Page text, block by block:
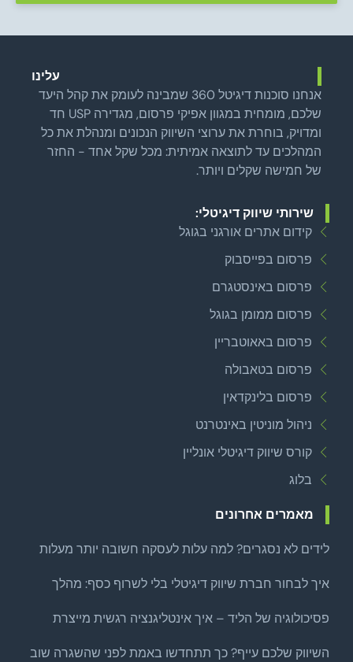
עלינו
אנחנו סוכנות דיגיטל 360 שמבינה לעומק את קהל היעד
שלכם, מומחית במגוון אפיקי פרסום, מגדירה USP חד
ומדויק, בוחרת את ערוצי השיווק הנכונים ומנהלת את כל
המהלכים עד לתוצאה אמיתית: מכל שקל אחד - החזר
של חמישה שקלים ויותר.
שירותי שיווק דיגיטלי:
קידום אתרים אורגני בגוגל
פרסום בפייסבוק
פרסום באינסטגרם
פרסום ממומן בגוגל
פרסום באאוטבריין
פרסום בטאבולה
פרסום בלינקדאין
ניהול מוניטין באינטרנט
קורס שיווק דיגיטלי אונליין
בלוג
מאמרים אחרונים
לידים לא נסגרים? למה עלות לעסקה חשובה יותר מעלות
איך לבחור חברת שיווק דיגיטלי בלי לשרוף כסף: מהלך
פסיכולוגיה של הליד – איך אינטליגנציה רגשית מייצרת
השיווק שלכם עייף? כך תתחדשו באמת לפני שהשגרה שוב